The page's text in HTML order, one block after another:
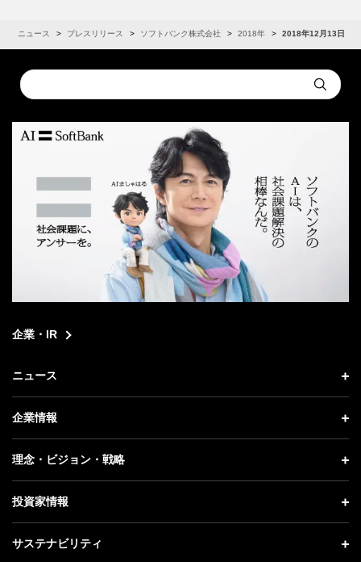
ニュース プレスリリース ソフトバンク株式会社 2018年 2018年12月13日
Conduct
a
Submit
企業・IR
ニュース
ニュース トップ
プレスリリース
更新情報
記者説明会
企業情報
企業情報 トップ
社長メッセージ
事業紹介
理念・ビジョン・戦略
理念・ビジョン・戦略 トップ
成長戦略「Activate AI for Society」
投資家情報
投資家情報 トップ
サステナビリティ